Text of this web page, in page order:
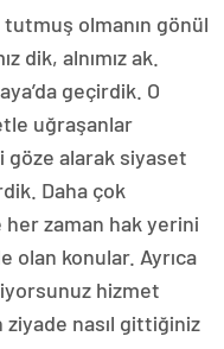
olmanın gönül
dik, alnımız ak.
geçirdik. O
uğraşanlar
alarak siyaset
Daha çok
zaman hak yerini
olan konular. Ayrıca
hizmet
nasıl gittiğiniz